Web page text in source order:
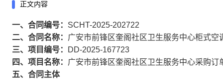
正文内容
一、合同编号： SCHT-2025-202722
二、合同名称： 广安市前锋区奎阁社区卫生服务中心柜式空
三、项目编号：
DD-2025-167723
四、项目名称： 广安市前锋区奎阁社区卫生服务中心采购订
五、合同主体